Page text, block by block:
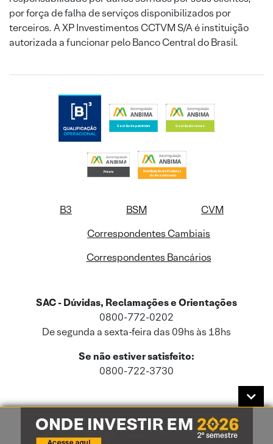
por força de falha de serviços disponibilizados por
terceiros. A XP Investimentos CCTVM S/A é instituição
autorizada a funcionar pelo Banco Central do Brasil.
B3 BSM
CVM
Correspondentes Cambiais
Correspondentes Bancários
SAC - Dúvidas, Reclamações e Orientações
0800-772-0202
De segunda a sexta-feira das 09hs às 18hs
Se não estiver satisfeito:
0800-722-3730
Este site usa cookies e dados pessoais de acordo com a nossaPolítica de
Cookies
e a nossaPolítica de Privacidade.